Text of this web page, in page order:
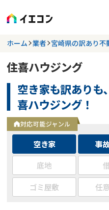
訳あり物件に強い業
都道府県を選択
掲載業者 703
件
更新日 :2026年07月31日
業者を探す
相談内容で探す
空き家
不動産コラム
ホーム 業者 宮崎県の訳あり
住喜ハウジング
空き家も訳ありも
喜ハウジング！
対応可能ジャンル
空き家 事
底地
ゴミ屋敷
任